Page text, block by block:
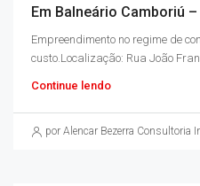
Em Balneário Camboriú –
Empreendimento no regime de
custo.Localização: Rua João
Continue lendo
por Alencar Bezerra Consultoria